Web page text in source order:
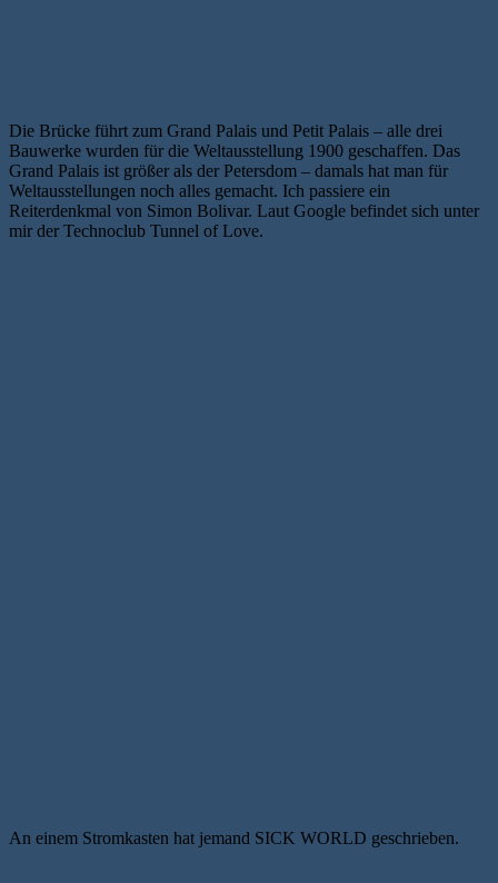
Die Brücke führt zum Grand Palais und Petit Palais – alle drei
Bauwerke wurden für die Weltausstellung 1900 geschaffen. Das
Grand Palais ist größer als der Petersdom – damals hat man für
Weltausstellungen noch alles gemacht. Ich passiere ein
Reiterdenkmal von Simon Bolivar. Laut Google befindet sich unter
mir der Technoclub Tunnel of Love.
An einem Stromkasten hat jemand SICK WORLD geschrieben.